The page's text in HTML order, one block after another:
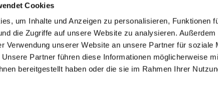
Cookies
um Inhalte und Anzeigen zu personalisieren, Funktionen
die Zugriffe auf unsere Website zu analysieren. Außerdem
Verwendung unserer Website an unsere Partner für soziale
Partner führen diese Informationen möglicherweise
bereitgestellt haben oder die sie im Rahmen Ihrer